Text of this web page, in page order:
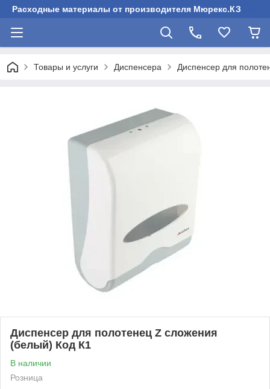
Расходные материалы от производителя Мюрекс.КЗ
Товары и услуги Диспенсера Диспенсер для
Диспенсер для полотенец Z сложения
(белый) Код К1
В наличии
Розница